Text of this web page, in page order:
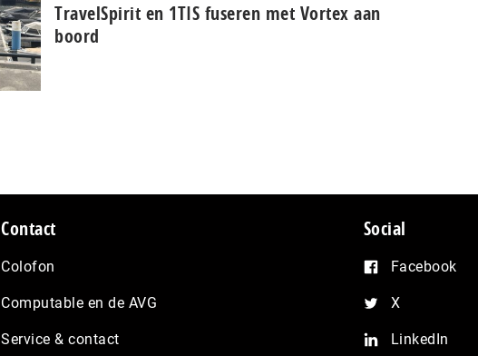
TravelSpirit en 1TIS fuseren met Vortex aan
boord
Contact
Colofon
Computable en de AVG
Service & contact
Social
Facebook
X
LinkedIn